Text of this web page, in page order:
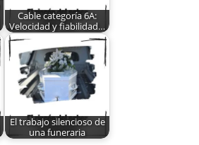
Cable categoría 6A:
Velocidad y fiabilidad…
El trabajo silencioso de
una funeraria